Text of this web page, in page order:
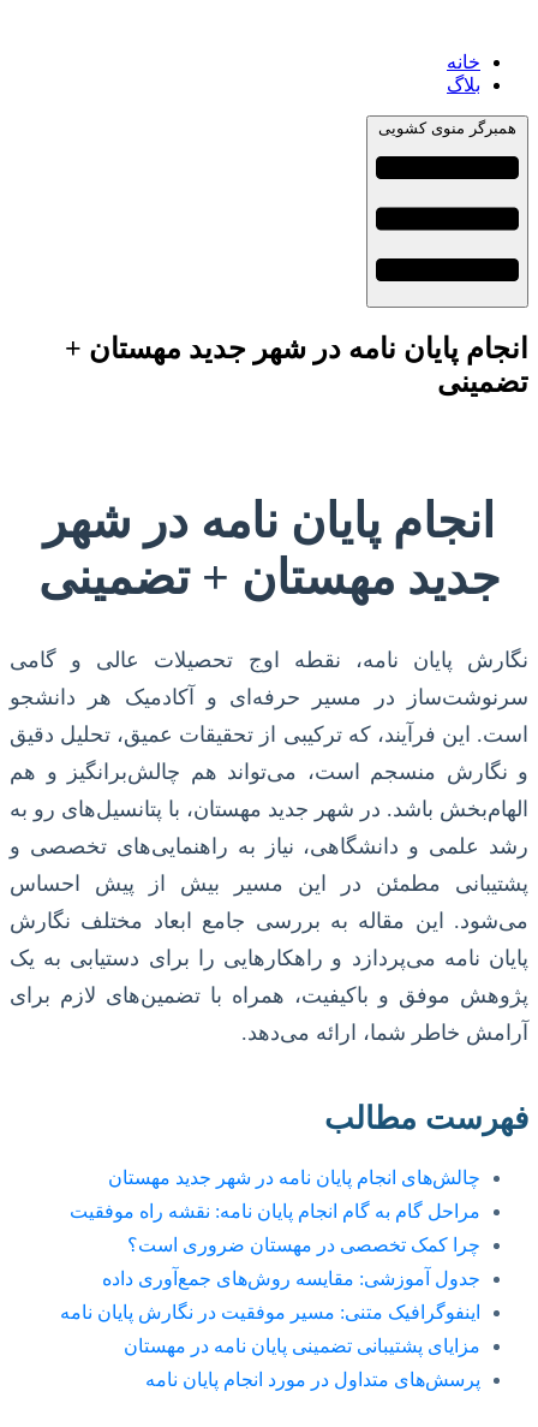
خانه
بلاگ
همبرگر منوی کشویی
انجام پایان نامه در شهر جدید مهستان +
تضمینی
انجام پایان نامه در شهر
جدید مهستان + تضمینی
نگارش پایان نامه، نقطه اوج تحصیلات عالی و گامی
سرنوشت‌ساز در مسیر حرفه‌ای و آکادمیک هر دانشجو
است. این فرآیند، که ترکیبی از تحقیقات عمیق، تحلیل دقیق
و نگارش منسجم است، می‌تواند هم چالش‌برانگیز و هم
الهام‌بخش باشد. در شهر جدید مهستان، با پتانسیل‌های رو به
رشد علمی و دانشگاهی، نیاز به راهنمایی‌های تخصصی و
پشتیبانی مطمئن در این مسیر بیش از پیش احساس
می‌شود. این مقاله به بررسی جامع ابعاد مختلف نگارش
پایان نامه می‌پردازد و راهکارهایی را برای دستیابی به یک
پژوهش موفق و باکیفیت، همراه با تضمین‌های لازم برای
آرامش خاطر شما، ارائه می‌دهد.
فهرست مطالب
چالش‌های انجام پایان نامه در شهر جدید مهستان
مراحل گام به گام انجام پایان نامه: نقشه راه موفقیت
چرا کمک تخصصی در مهستان ضروری است؟
جدول آموزشی: مقایسه روش‌های جمع‌آوری داده
اینفوگرافیک متنی: مسیر موفقیت در نگارش پایان نامه
مزایای پشتیبانی تضمینی پایان نامه در مهستان
پرسش‌های متداول در مورد انجام پایان نامه